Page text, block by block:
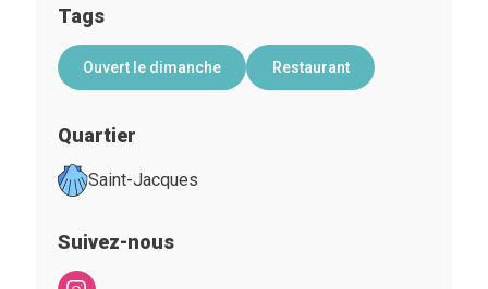
Tags
Ouvert le dimanche Restaurant
Quartier
Saint-Jacques
Suivez-nous